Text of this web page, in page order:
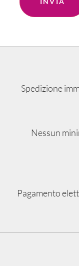
Spedizione
Nessun
Pagamento